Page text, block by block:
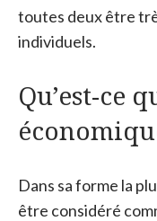
toutes deux être
individuels.
Qu’est-ce
Dans sa forme la
être considéré